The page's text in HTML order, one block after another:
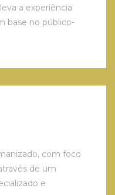
a experiência
base no público-
com foco
de um
e